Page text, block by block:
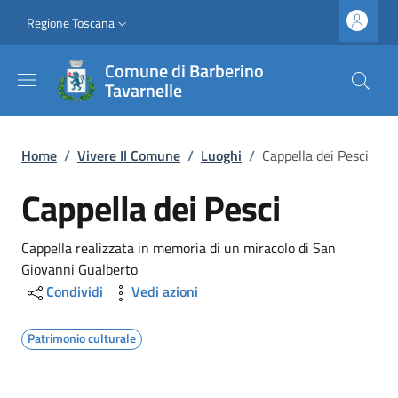
Slim top
Regione Toscana
Comune di Barberino
Tavarnelle
Briciole di pane
Home / Vivere Il Comune / Luoghi / Cappella dei Pesci
Cappella dei Pesci
Dettagli
Cappella realizzata in memoria di un miracolo di San
Giovanni Gualberto
Condividi
Vedi azioni
Patrimonio culturale